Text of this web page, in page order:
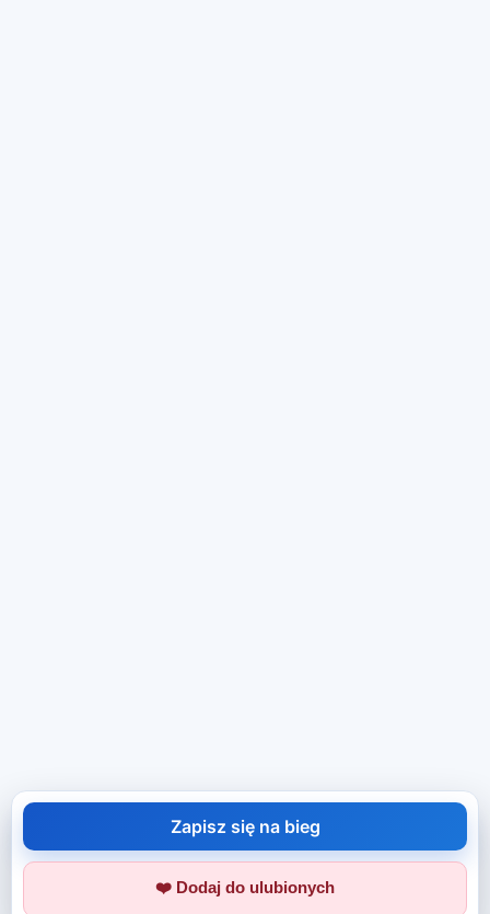
Zapisz się na bieg
❤️ Dodaj do ulubionych